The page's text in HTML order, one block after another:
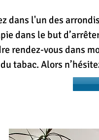
dans le but
rendez-vous dans
du tabac. Alors
dans l'un des
dans le but
rendez-vous dans
tabac. Alors